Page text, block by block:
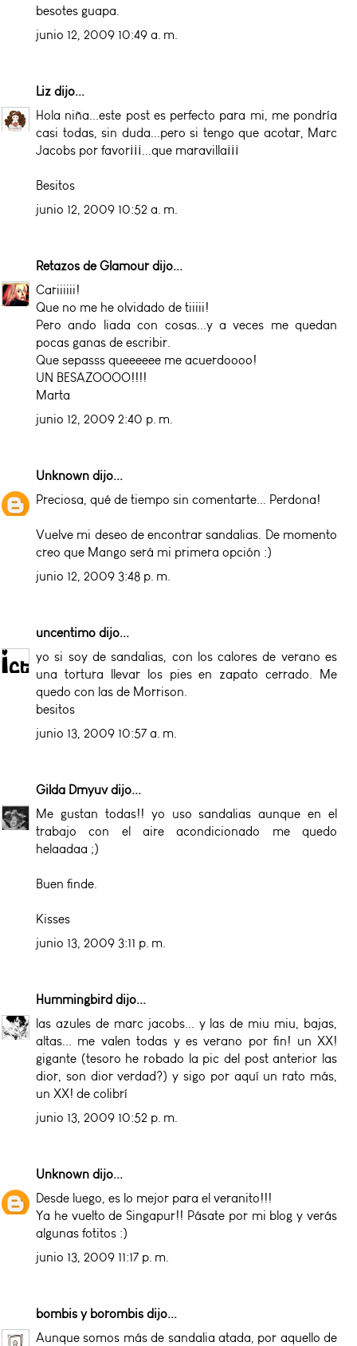
besotes guapa.
junio 12, 2009 10:49 a. m.
Liz dijo...
Hola niña...este post es perfecto para mi, me pondría
casi todas, sin duda...pero si tengo que acotar, Marc
Jacobs por favor¡¡¡...que maravilla¡¡¡
Besitos
junio 12, 2009 10:52 a. m.
Retazos de Glamourdijo...
Cariiiiii!
Que no me he olvidado de tiiiii!
Pero ando liada con cosas...y a veces me quedan
pocas ganas de escribir.
Que sepasss queeeeee me acuerdoooo!
UN BESAZOOOO!!!!
Marta
junio 12, 2009 2:40 p. m.
Unknown dijo...
Preciosa, qué de tiempo sin comentarte... Perdona!
Vuelve mi deseo de encontrar sandalias. De momento
creo que Mango será mi primera opción :)
junio 12, 2009 3:48 p. m.
uncentimo dijo...
yo si soy de sandalias, con los calores de verano es
una tortura llevar los pies en zapato cerrado. Me
quedo con las de Morrison.
besitos
junio 13, 2009 10:57 a. m.
Gilda Dmyuvdijo...
Me gustan todas!! yo uso sandalias aunque en el
trabajo con el aire acondicionado me quedo
helaadaa ;)
Buen finde.
Kisses
junio 13, 2009 3:11 p. m.
Hummingbird dijo...
las azules de marc jacobs... y las de miu miu, bajas,
altas... me valen todas y es verano por fin! un XX!
gigante (tesoro he robado la pic del post anterior las
dior, son dior verdad?) y sigo por aquí un rato más,
un XX! de colibrí
junio 13, 2009 10:52 p. m.
Unknown dijo...
Desde luego, es lo mejor para el veranito!!!
Ya he vuelto de Singapur!! Pásate por mi blog y verás
algunas fotitos :)
junio 13, 2009 11:17 p. m.
bombis y borombis dijo...
Aunque somos más de sandalia atada, por aquello de